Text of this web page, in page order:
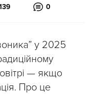
0
у 2025
— якщо
Про це